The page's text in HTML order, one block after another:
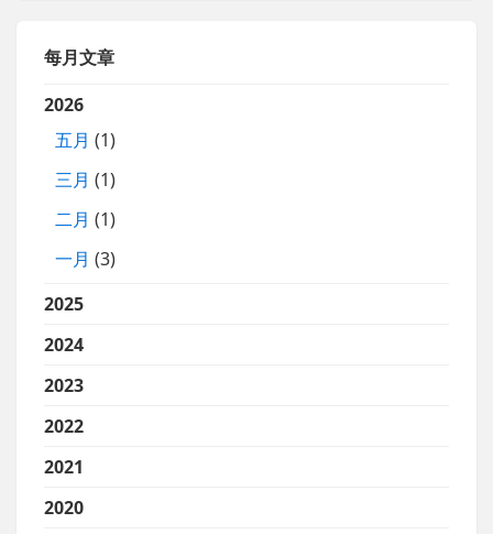
每月文章
2026
五月 (1)
三月 (1)
二月 (1)
一月 (3)
2025
2024
2023
2022
2021
2020